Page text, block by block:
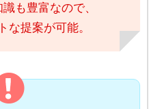
も豊富なので、
な提案が可能。